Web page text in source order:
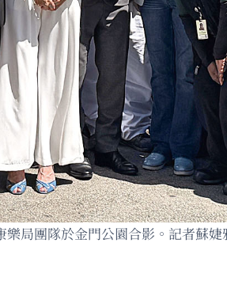
局團隊於金門公園合影。記者蘇婕